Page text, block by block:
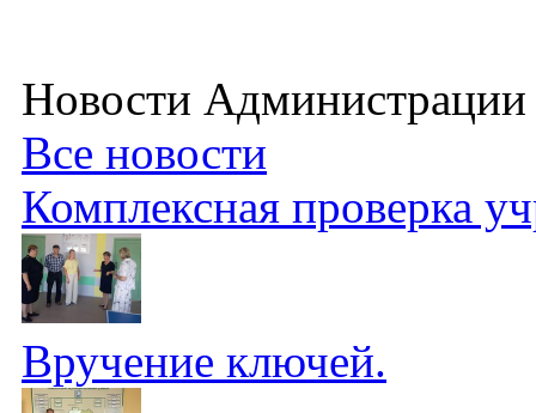
Новости Администрации
Все новости
Комплексная проверка
Вручение ключей.